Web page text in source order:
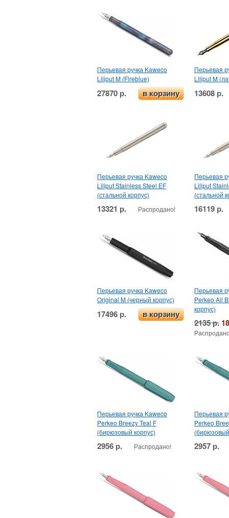
Перьевая ручка Kaweco
Liliput M (Fireblue)
27870 р. в корзину
Перьевая
Liliput M
13608 р.
Перьевая ручка Kaweco
Liliput Stainless Steel EF
(стальной корпус)
13321 р. Распродано!
Перьевая
Liliput
(стальной
16119 р.
Перьевая ручка Kaweco
Original M (черный корпус)
17496 р. в корзину
Перьевая
Perkeo All
корпус)
2135 р.
Перьевая ручка Kaweco
Perkeo Breezy Teal F
(бирюзовый корпус)
2956 р. Распродано!
Перьевая
Perkeo
2957 р.